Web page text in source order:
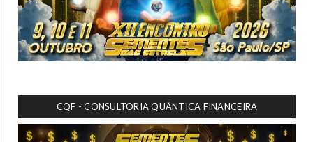
CQF - CONSULTORIA QUÂNTICA FINANCEIRA